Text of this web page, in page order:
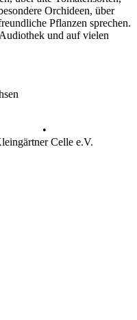
Orchideen, über
Pflanzen sprechen.
und auf vielen
•
Celle e.V.